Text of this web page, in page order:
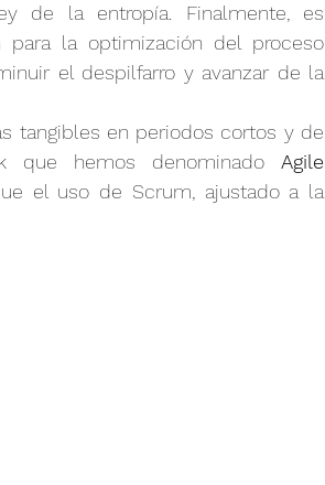
de la entropía. Finalmente, es
la optimización del proceso
el despilfarro y avanzar de la
tangibles en periodos cortos y de
que hemos denominado Agile
el uso de Scrum, ajustado a la